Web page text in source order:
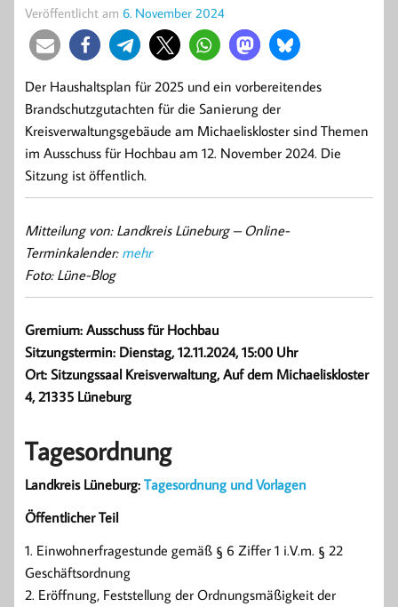
Veröffentlicht am 6. November 2024
Der Haushaltsplan für 2025 und ein vorbereitendes
Brandschutzgutachten für die Sanierung der
Kreisverwaltungsgebäude am Michaeliskloster sind Themen
im Ausschuss für Hochbau am 12. November 2024. Die
Sitzung ist öffentlich.
Mitteilung von: Landkreis Lüneburg – Online-
Terminkalender: mehr
Foto: Lüne-Blog
Gremium: Ausschuss für Hochbau
Sitzungstermin: Dienstag, 12.11.2024, 15:00 Uhr
Ort: Sitzungssaal Kreisverwaltung, Auf dem Michaeliskloster
4, 21335 Lüneburg
Tagesordnung
Landkreis Lüneburg: Tagesordnung und Vorlagen
Öffentlicher Teil
1. Einwohnerfragestunde gemäß § 6 Ziffer 1 i.V.m. § 22
Geschäftsordnung
2. Eröffnung, Feststellung der Ordnungsmäßigkeit der